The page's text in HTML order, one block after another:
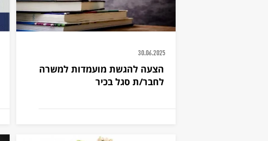
30.06.2025
הצעה להגשת מועמדות למשרה
לחבר/ת סגל בכיר